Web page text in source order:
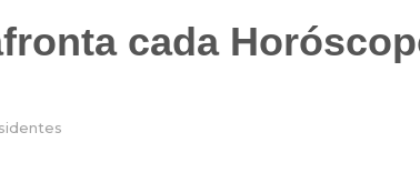
cada